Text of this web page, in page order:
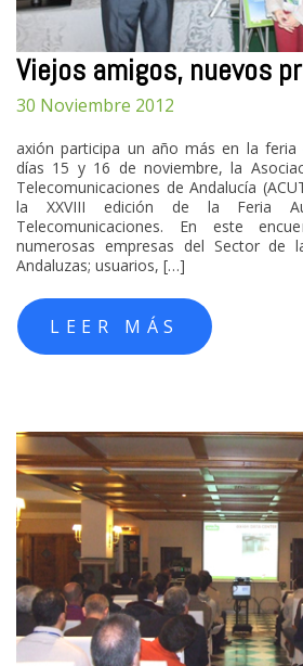
Viejos amigos, nuevos
30 Noviembre 2012
axión participa un año más en la feria
días 15 y 16 de noviembre, la
Telecomunicaciones de Andalucía
la XXVIII edición de la Feria
Telecomunicaciones. En este
numerosas empresas del Sector de
Andaluzas; usuarios, […]
LEER MÁS